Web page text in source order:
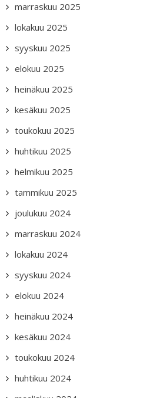
marraskuu 2025
lokakuu 2025
syyskuu 2025
elokuu 2025
heinäkuu 2025
kesäkuu 2025
toukokuu 2025
huhtikuu 2025
helmikuu 2025
tammikuu 2025
joulukuu 2024
marraskuu 2024
lokakuu 2024
syyskuu 2024
elokuu 2024
heinäkuu 2024
kesäkuu 2024
toukokuu 2024
huhtikuu 2024